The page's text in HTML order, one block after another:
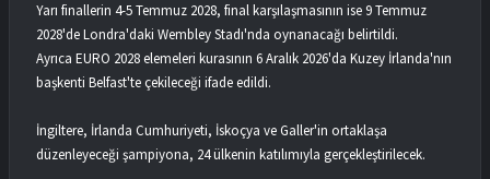
Yarı finallerin 4-5 Temmuz 2028, final karşılaşmasının ise 9 Temmuz
2028'de Londra'daki Wembley Stadı'nda oynanacağı belirtildi.
Ayrıca EURO 2028 elemeleri kurasının 6 Aralık 2026'da Kuzey İrlanda'nın
başkenti Belfast'te çekileceği ifade edildi.
İngiltere, İrlanda Cumhuriyeti, İskoçya ve Galler'in ortaklaşa
düzenleyeceği şampiyona, 24 ülkenin katılımıyla gerçekleştirilecek.